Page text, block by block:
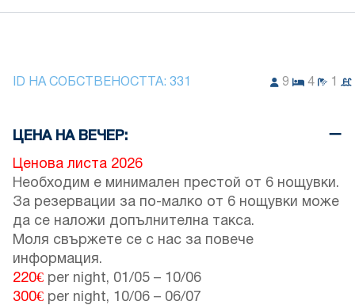
ID НА СОБСТВЕНОСТТА: 331 9 4 1
ЦЕНА НА ВЕЧЕР:
Ценова листа 2026
Необходим е минимален престой от 6 нощувки.
За резервации за по-малко от 6 нощувки може
да се наложи допълнителна такса.
Моля свържете се с нас за повече
информация.
220€ per night, 01/05 – 10/06
300€ per night, 10/06 – 06/07